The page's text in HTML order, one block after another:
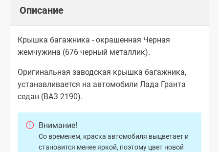
Описание
Крышка багажника - окрашенная Черная
жемчужина (676 черный металлик).
Оригинальная заводская крышка багажника,
устанавливается на автомобили Лада Гранта
седан (ВАЗ 2190).
Внимание!
Со временем, краска автомобиля выцветает и
становится менее яркой, поэтому цвет новой